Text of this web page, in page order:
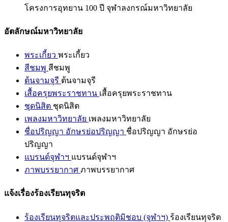
โครงการอุทยาน 100 ปี จุฬาลงกรณ์มหาวิทยาลัย
อัตลักษณ์มหาวิทยาลัย
พระเกี้ยว พระเกี้ยว
สีชมพู สีชมพู
ต้นจามจุรี ต้นจามจุรี
เสื้อครุยพระราชทาน เสื้อครุยพระราชทาน
ชุดนิสิต ชุดนิสิต
เพลงมหาวิทยาลัย เพลงมหาวิทยาลัย
ชื่อปริญญา อักษรย่อปริญญา ชื่อปริญญา อักษรย่อ
ปริญญา
แบรนด์จุฬาฯ แบรนด์จุฬาฯ
ภาพบรรยากาศ ภาพบรรยากาศ
แจ้งเรื่องร้องเรียนทุจริต
ร้องเรียนทุจริตและประพฤติมิชอบ (จุฬาฯ) ร้องเรียนทุจริต